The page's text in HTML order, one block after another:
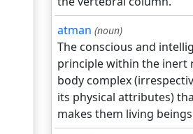
atman (noun)
The conscious and
principle within the inert
body complex
its physical attributes)
makes them living